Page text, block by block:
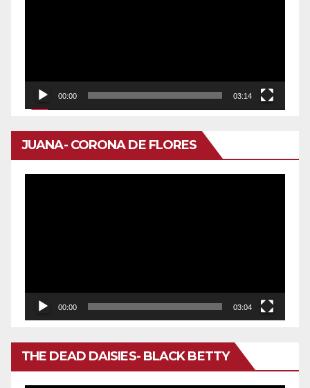
00:00 03:14
JUANA- CORONA DE FLORES
00:00 03:04
THE DEAD DAISIES- BLACK BETTY